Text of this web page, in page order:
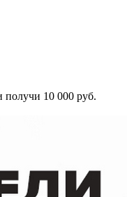
получи 10 000 руб.